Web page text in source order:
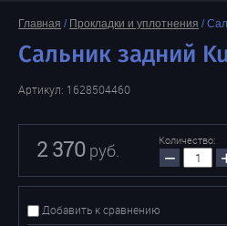
Главная / Прокладки и уплотнения /
Сальник задний
Артикул: 1628504460
2 370 руб. Количество:
−
Добавить к сравнению